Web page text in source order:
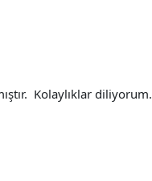
Kolaylıklar diliyorum.